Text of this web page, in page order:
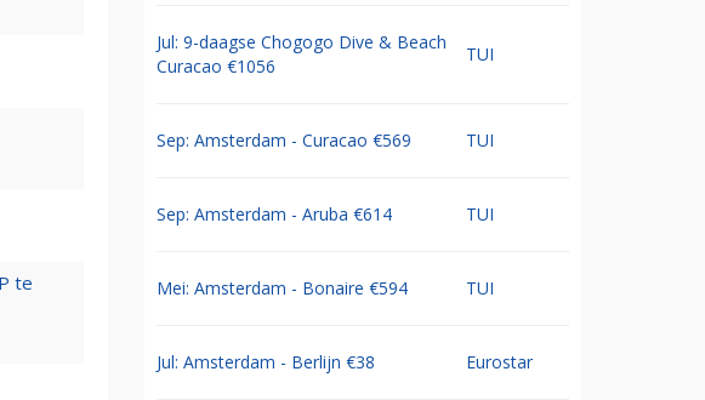
te
Jul: 9-daagse Chogogo Dive & Beach
Curacao €1056
TUI
Sep: Amsterdam - Curacao €569 TUI
Sep: Amsterdam - Aruba €614 TUI
Mei: Amsterdam - Bonaire €594 TUI
Jul: Amsterdam - Berlijn €38 Eurostar